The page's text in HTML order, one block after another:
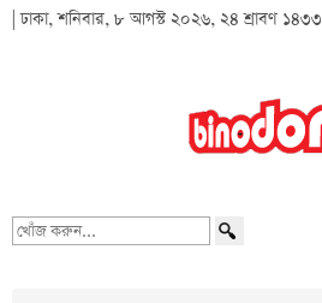
| ঢাকা, শনিবার, ৮ আগস্ট ২০২৬, ২৪ শ্রাবণ ১৪৩৩
খোঁজ